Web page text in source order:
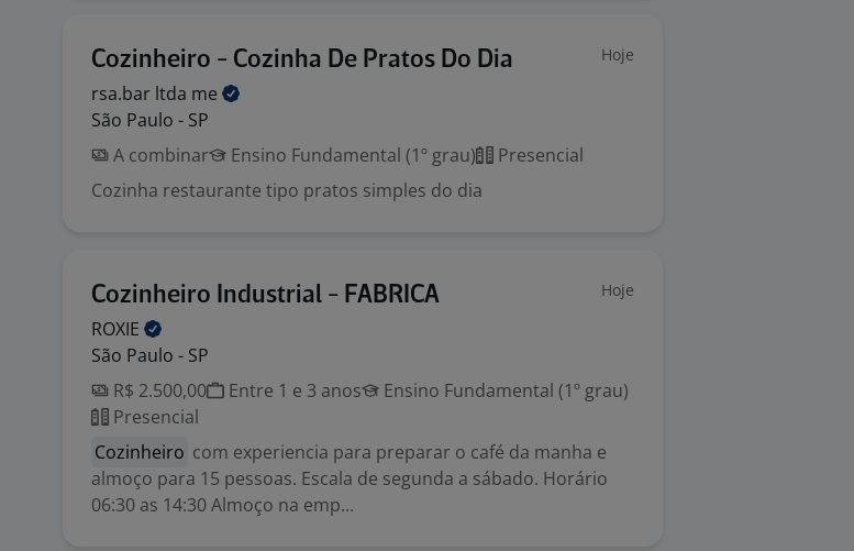
Cozinheiro - Cozinha De Pratos Do Dia Hoje
rsa.bar ltda me
São Paulo - SP
A combinar
Ensino Fundamental (1º grau)
Presencial
Cozinha restaurante tipo pratos simples do dia
Cozinheiro Industrial - FABRICA Hoje
ROXIE
São Paulo - SP
R$ 2.500,00
Entre 1 e 3 anos
Ensino Fundamental (1º grau)
Presencial
Cozinheiro com experiencia para preparar o café da manha e
almoço para 15 pessoas. Escala de segunda a sábado. Horário
06:30 as 14:30 Almoço na emp...